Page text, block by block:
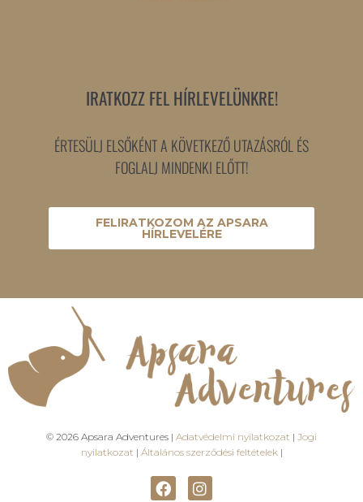
IRATKOZZ FEL HÍRLEVELÜNKRE!
ÉRTESÜLJ ELSŐKÉNT A KÖVETKEZŐ UTAZÁSRÓL ÉS
FOGLALJ MINDENKI ELŐTT!
FELIRATKOZOM AZ APSARA
HÍRLEVELÉRE
© 2026 Apsara Adventures | Adatvédelmi nyilatkozat | Jogi
nyilatkozat | Általános szerződési feltételek |